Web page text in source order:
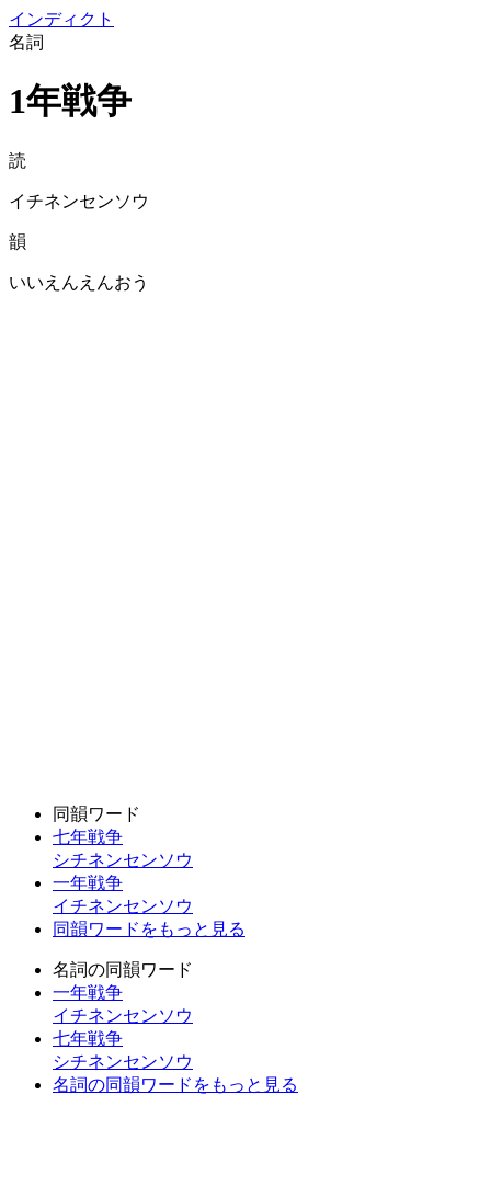
インディクト
名詞
1年戦争
読
イチネンセンソウ
韻
いいえんえんおう
同韻ワード
七年戦争
シチネンセンソウ
一年戦争
イチネンセンソウ
同韻ワードをもっと見る
名詞の同韻ワード
一年戦争
イチネンセンソウ
七年戦争
シチネンセンソウ
名詞の同韻ワードをもっと見る